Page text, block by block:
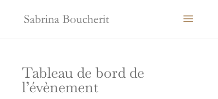
Tableau de bord de
l’évènement